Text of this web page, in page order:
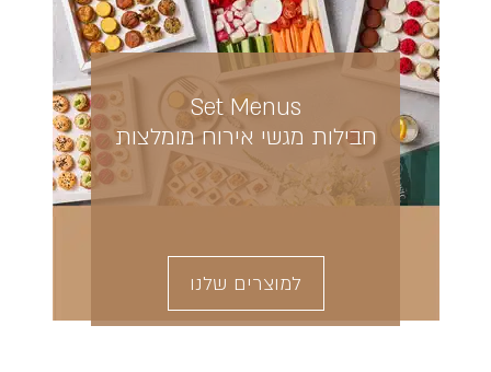
Set Menus
חבילות מגשי אירוח מומלצות
למוצרים שלנו